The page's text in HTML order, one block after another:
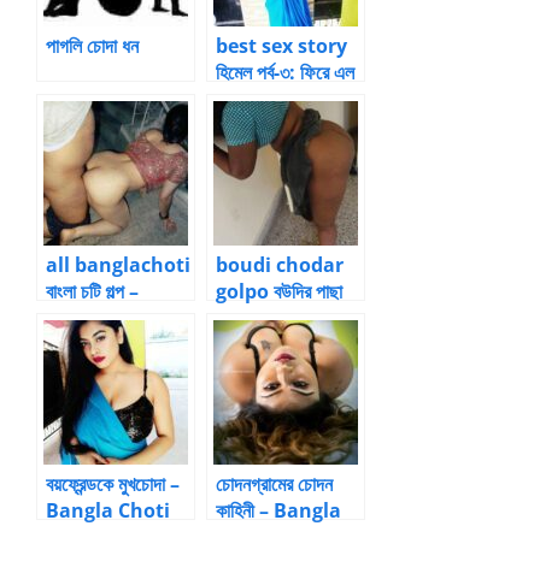
পাগলি চোদা ধন
best sex story
হিমেল পর্ব-৩: ফিরে এল
উর্মিলা
all banglachoti
বাংলা চটি গল্প –
আত্মকাহিনী
boudi chodar
golpo বউদির পাছা
চাটলাম – বৌদিকে চুদার
গল্প
বয়ফ্রেন্ডকে মুখচোদা –
Bangla Choti
চোদনগ্রামের চোদন
কাহিনী – Bangla